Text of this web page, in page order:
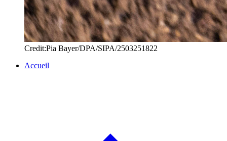
Credit:Pia Bayer/DPA/SIPA/2503251822
Accueil